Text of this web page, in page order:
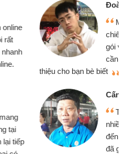
cần tiền gấp nên định cầm cố
xe wave nhưng thật may đã có
tiền bằng CMND online không
mặt nên rất tiện lợi, sẽ giới
Văn Lực - Tạp hóa
kinh doanh buôn bán nhỏ lẻ
lúc cần vốn nhập hàng, nhờ biết
website qua bạn bè giới thiệu tôi
quyết được công việc của